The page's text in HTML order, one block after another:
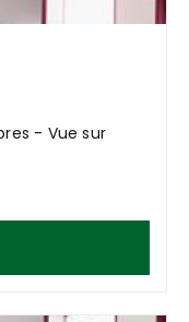
- Vue sur